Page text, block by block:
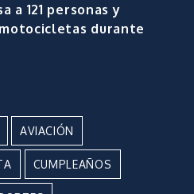
a 121 personas y
durante
AVIACIÓN
CUMPLEAÑOS